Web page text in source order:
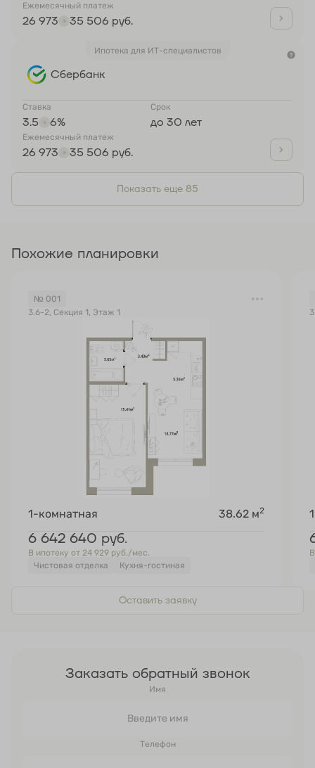
Ежемесячный платеж
26 973 35 506 руб.
Ипотека для ИТ-специалистов
Сбербанк
Ставка
3.5 6%
Срок
до 30 лет
Ежемесячный платеж
26 973 35 506 руб.
Показать еще 85
Похожие планировки
№ 001
3.6-2, Секция 1, Этаж 1
1-комнатная 38.62 м2
6 642 640 руб.
В ипотеку от 24 929 руб./мес.
Чистовая отделка
Кухня-гостиная
Оставить заявку
Заказать обратный звонок
Имя
Телефон